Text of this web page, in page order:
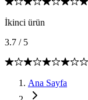
İkinci ürün
3.7 / 5
Ana Sayfa